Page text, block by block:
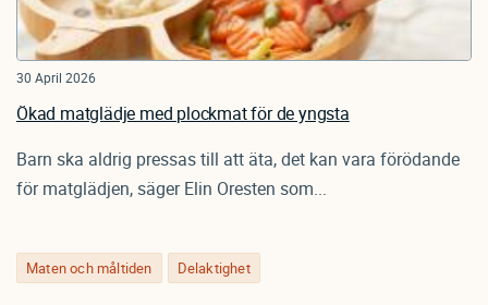
Maten och måltiden Delaktighet
30 April 2026
Ökad matglädje med plockmat för de yngsta
Barn ska aldrig pressas till att äta, det kan vara förödande
för matglädjen, säger Elin Oresten som...